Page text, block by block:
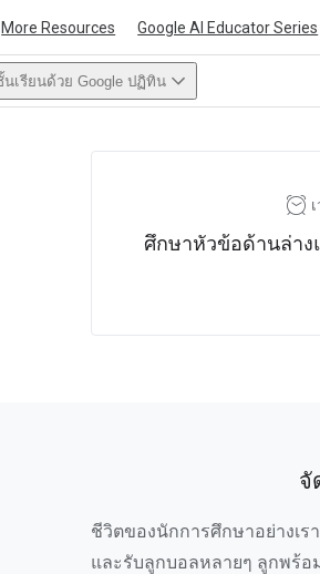
More Resources Google AI Educator Series
เรียนด้วย Google ปฏิทิน
ศึกษาหัวข้อด้านล่าง
จั
ชีวิตของนักการศึกษาอย่างเ
และรับลูกบอลหลายๆ ลูกพร้อ